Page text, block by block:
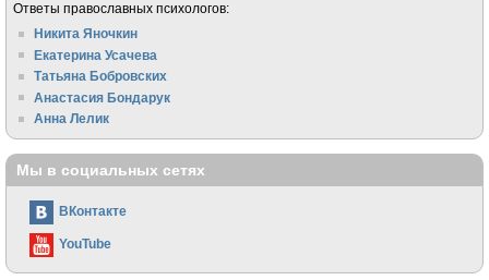
Ответы православных психологов:
Никита Яночкин
Екатерина Усачева
Татьяна Бобровских
Анастасия Бондарук
Анна Лелик
Мы в социальных сетях
ВКонтакте
YouTube